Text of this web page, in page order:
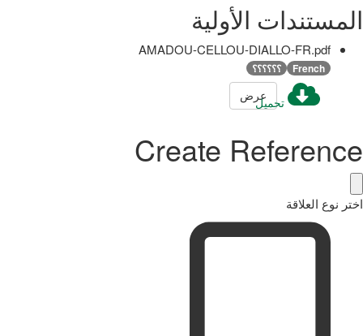
المستندات الأولية
AMADOU-CELLOU-DIALLO-FR.pdf
French ؟؟؟؟؟؟
تحميلعرض
Create Reference
اختر نوع العلاقة